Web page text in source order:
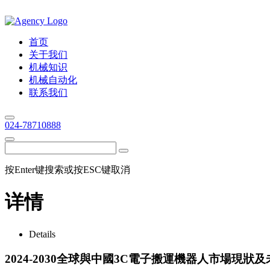
首页
关于我们
机械知识
机械自动化
联系我们
024-78710888
按Enter键搜索或按ESC键取消
详情
Details
2024-2030全球與中國3C電子搬運機器人市場現狀及